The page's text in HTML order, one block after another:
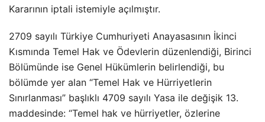
Kararının iptali istemiyle açılmıştır.
2709 sayılı Türkiye Cumhuriyeti Anayasasının İkinci
Kısmında Temel Hak ve Ödevlerin düzenlendiği, Birinci
Bölümünde ise Genel Hükümlerin belirlendiği, bu
bölümde yer alan “Temel Hak ve Hürriyetlerin
Sınırlanması” başlıklı 4709 sayılı Yasa ile değişik 13.
maddesinde: “Temel hak ve hürriyetler, özlerine